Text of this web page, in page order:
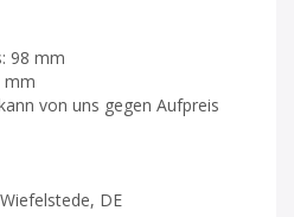
98 mm
mm
von uns gegen Aufpreis
DE